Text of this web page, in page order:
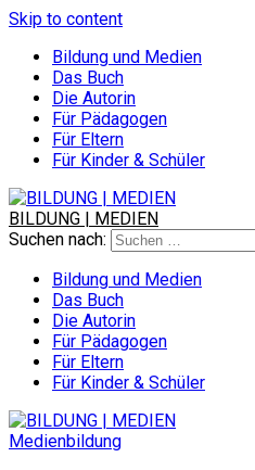
Skip to content
Bildung und Medien
Das Buch
Die Autorin
Für Pädagogen
Für Eltern
Für Kinder & Schüler
BILDUNG | MEDIEN
Suchen nach:
Bildung und Medien
Das Buch
Die Autorin
Für Pädagogen
Für Eltern
Für Kinder & Schüler
Medienbildung